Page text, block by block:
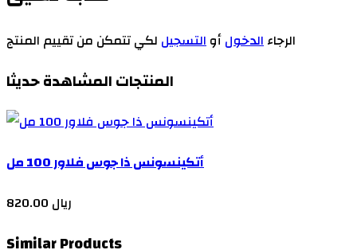
الرجاءالدخولأوالتسجيل لكي تتمكن من تقييم المنتج
المنتجات المشاهدة حديثا
أتكينسونس ذا جوس فلاور 100 مل
820.00 ريال
Similar Products